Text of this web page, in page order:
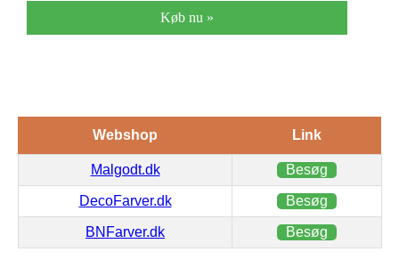
Køb nu »
Webshop Link
Malgodt.dk Besøg
DecoFarver.dk Besøg
BNFarver.dk Besøg